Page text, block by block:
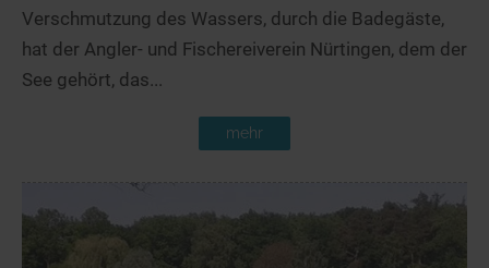
Verschmutzung des Wassers, durch die Badegäste,
hat der Angler- und Fischereiverein Nürtingen, dem der
See gehört, das...
mehr